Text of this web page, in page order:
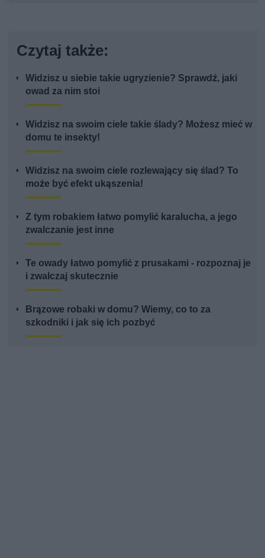
Czytaj także:
Widzisz u siebie takie ugryzienie? Sprawdź, jaki
owad za nim stoi
Widzisz na swoim ciele takie ślady? Możesz mieć w
domu te insekty!
Widzisz na swoim ciele rozlewający się ślad? To
może być efekt ukąszenia!
Z tym robakiem łatwo pomylić karalucha, a jego
zwalczanie jest inne
Te owady łatwo pomylić z prusakami - rozpoznaj je
i zwalczaj skutecznie
Brązowe robaki w domu? Wiemy, co to za
szkodniki i jak się ich pozbyć